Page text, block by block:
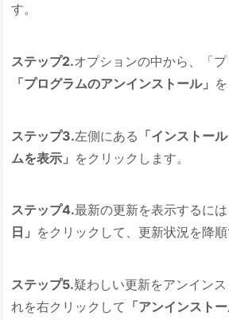
す。
ステップ2.オプションの中から、「
「プログラムのアンインストール」
ステップ3.左側にある 「インストー
ムを表示」 をクリックします。
ステップ4.最新の更新を表示するには
日」 をクリックして、更新状況を降順
ステップ5.疑わしい更新をアンイン
れを右クリックして 「アンインストー